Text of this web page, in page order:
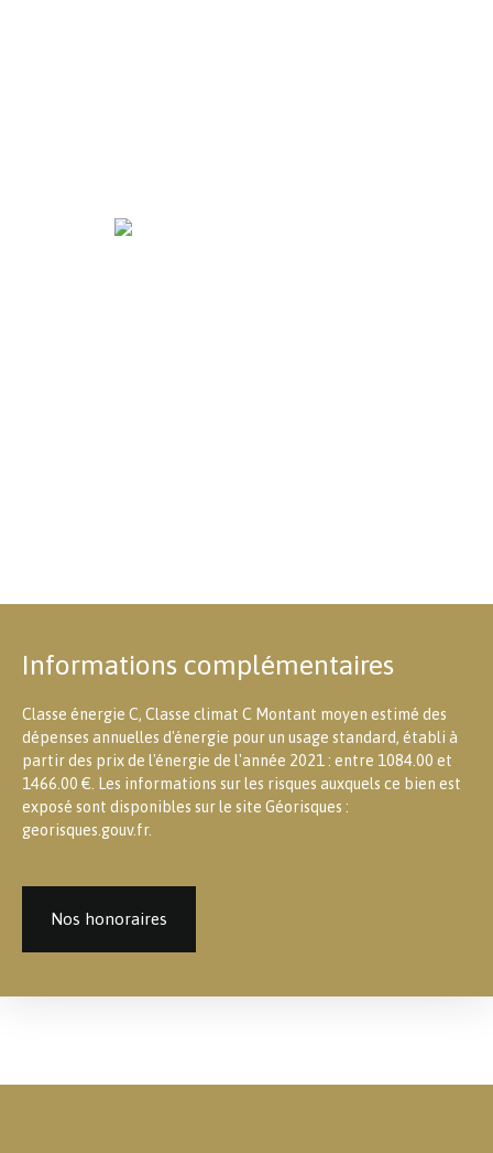
Informations complémentaires
Classe énergie C, Classe climat C Montant moyen estimé des
dépenses annuelles d'énergie pour un usage standard, établi à
partir des prix de l'énergie de l'année 2021 : entre 1084.00 et
1466.00 €. Les informations sur les risques auxquels ce bien est
exposé sont disponibles sur le site Géorisques :
georisques.gouv.fr.
Nos honoraires